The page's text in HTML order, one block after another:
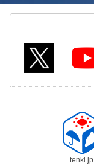
tenki.jp